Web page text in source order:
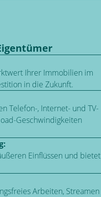
Ihrer Immobilien im
in die Zukunft.
Telefon-, Internet- und TV-
Geschwindigkeiten
Einflüssen und bietet
Arbeiten, Streamen